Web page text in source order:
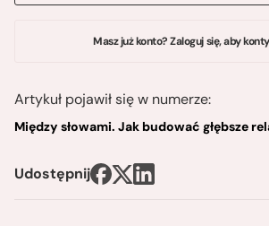
Masz już konto? Zaloguj się, aby
Artykuł pojawił się w numerze:
Między słowami. Jak budować głębsze
Udostępnij